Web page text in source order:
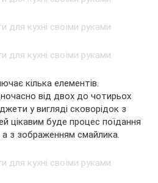
кілька елементів.
від двох до чотирьох
у вигляді сковорідок з
цікавим буде процес поїдання
з зображенням смайлика.